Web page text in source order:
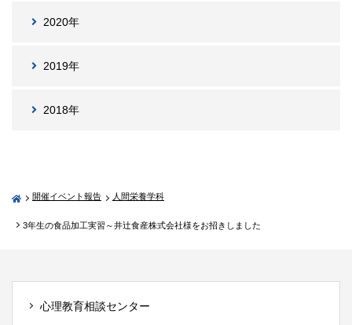
2020年
2019年
2018年
開催イベント報告 人間栄養学科
3年生の食品加工実習～井辻食産株式会社様をお招きしました
心理教育相談センター